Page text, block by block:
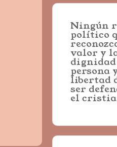
Ningún
político
valor y
persona
libertad
ser
el